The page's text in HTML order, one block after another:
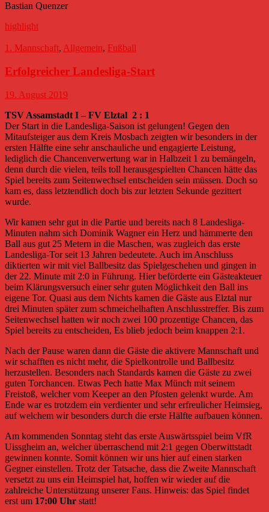
Bastian Quenzer
highlight
1. Mannschaft, Allgemein, Fußball
Erfolgreicher Landesliga-Start
19. August 2019
TSV Assamstadt I – FV Elztal 2 : 1
Der Start in die Landesliga-Saison ist gelungen! Gegen den
Mitaufsteiger aus dem Kreis Mosbach zeigten wir besonders in der
ersten Hälfte eine sehr anschauliche und engagierte Leistung,
lediglich die Chancenverwertung war in Halbzeit 1 zu bemängeln,
denn durch die vielen, teils toll herausgespielten Chancen hätte das
Spiel bereits zum Seitenwechsel entscheiden sein müssen. Doch so
kam es, dass letztendlich doch bis zur letzten Sekunde gezittert
wurde.
Wir kamen sehr gut in die Partie und bereits nach 8 Landesliga-
Minuten nahm sich Dominik Wagner ein Herz und hämmerte den
Ball aus gut 25 Metern in die Maschen, was zugleich das erste
Landesliga-Tor seit 13 Jahren bedeutete. Auch im Anschluss
diktierten wir mit viel Ballbesitz das Spielgeschehen und gingen in
der 22. Minute mit 2:0 in Führung. Hier beförderte ein Gästeakteuer
beim Klärungsversuch einer sehr guten Möglichkeit den Ball ins
eigene Tor. Quasi aus dem Nichts kamen die Gäste aus Elztal nur
drei Minuten später zum schmeichelhaften Anschlusstreffer. Bis zum
Seitenwechsel hatten wir noch zwei 100 prozentige Chancen, das
Spiel bereits zu entscheiden, Es blieb jedoch beim knappen 2:1.
Nach der Pause waren dann die Gäste die aktivere Mannschaft und
wir schafften es nicht mehr, die Spielkontrolle und Ballbesitz
herzustellen. Besonders nach Standards kamen die Gäste zu zwei
guten Torchancen. Etwas Pech hatte Max Münch mit seinem
Freistoß, welcher vom Keeper an den Pfosten gelenkt wurde. Am
Ende war es trotzdem ein verdienter und sehr erfreulicher Heimsieg,
auf welchem wir besonders durch die erste Hälfte aufbauen können.
Am kommenden Sonntag steht das erste Auswärtsspiel beim VfR
Uissgheim an, welcher überraschend mit 2:1 gegen Oberwittstadt
gewinnen konnte. Somit können wir uns hier auf einen starken
Gegner einstellen. Trotz der Tatsache, dass die Zweite Mannschaft
versetzt zu uns ein Heimspiel hat, hoffen wir wieder auf die
zahlreiche Unterstützung unserer Fans. Hinweis: das Spiel findet
erst um 17:00 Uhr statt!